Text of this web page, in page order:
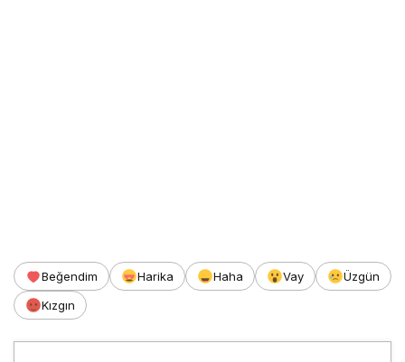
Beğendim Harika Haha Vay
Üzgün
Kızgın